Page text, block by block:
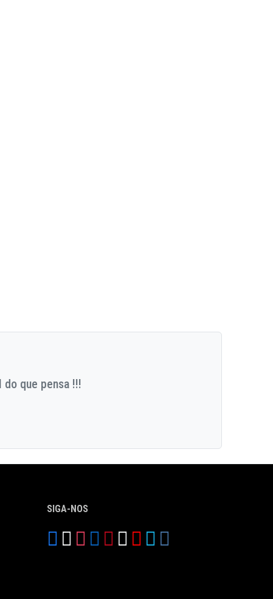
que pensa !!!
SIGA-NOS